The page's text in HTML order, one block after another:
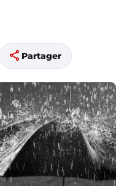
share Partager